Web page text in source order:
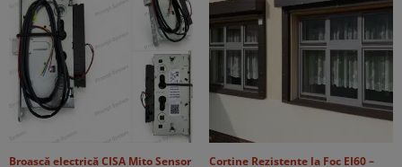
Broască electrică CISA Mito Sensor Cortine Rezistente la Foc EI60 –